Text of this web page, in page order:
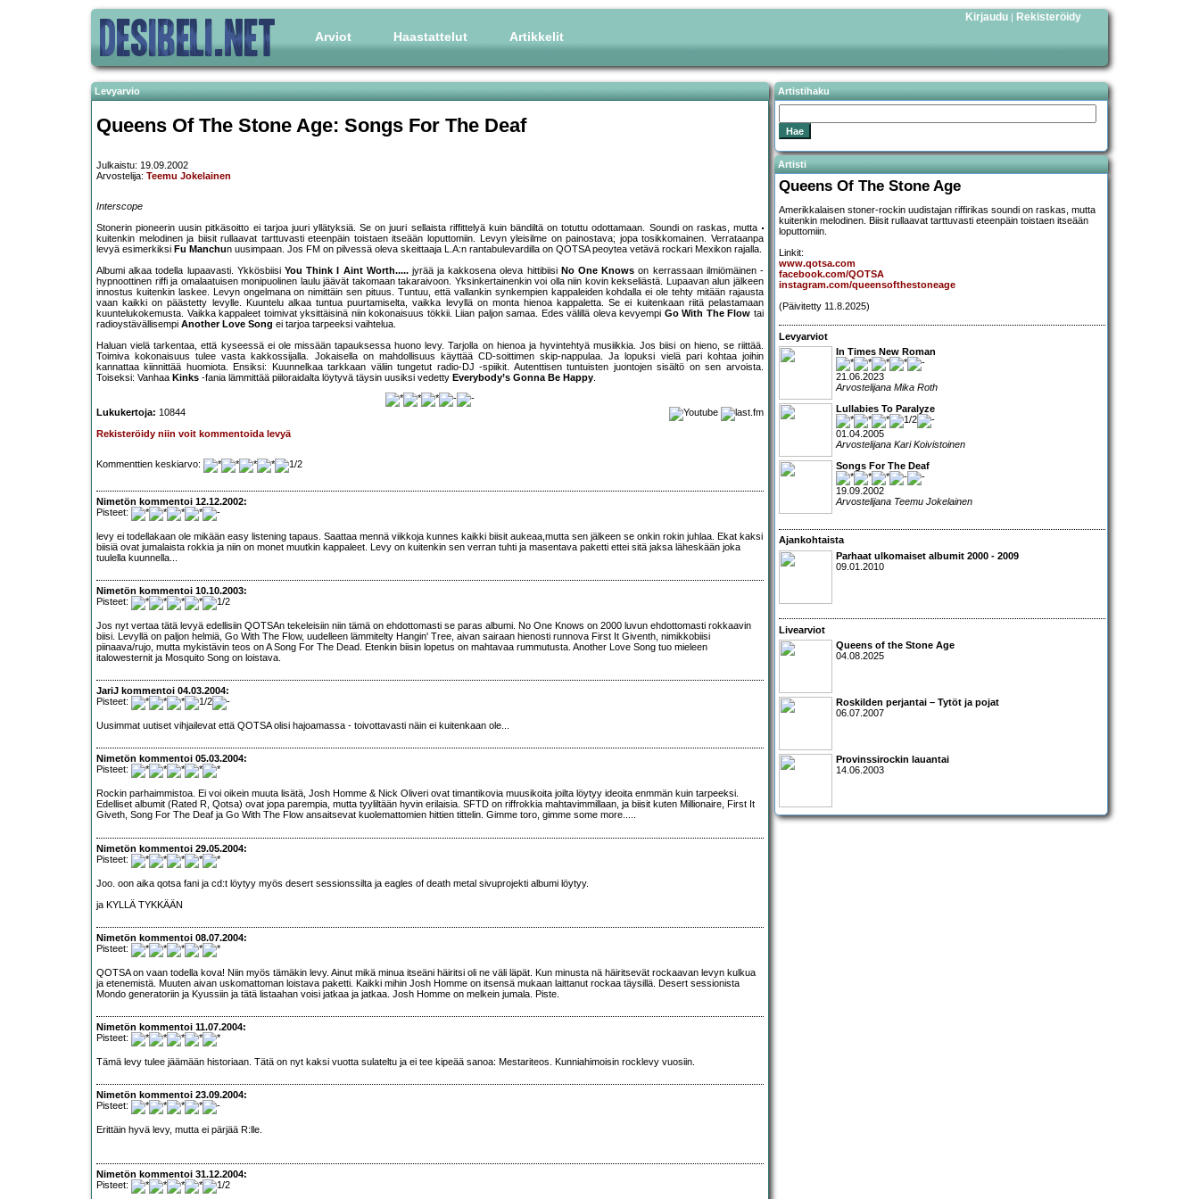
Arviot Haastattelut Artikkelit
Kirjaudu | Rekisteröidy
Levyarvio
Queens Of The Stone Age: Songs For The Deaf
Julkaistu: 19.09.2002
Arvostelija: Teemu Jokelainen
Interscope
Stonerin pioneerin uusin pitkäsoitto ei tarjoa juuri yllätyksiä. Se on juuri sellaista riffittelyä kuin bändiltä on totuttu odottamaan. Soundi on raskas, mutta
kuitenkin melodinen ja biisit rullaavat tarttuvasti eteenpäin toistaen itseään loputtomiin. Levyn yleisilme on painostava; jopa tosikkomainen. Verrataanpa
levyä esimerkiksi Fu Manchun uusimpaan. Jos FM on pilvessä oleva skeittaaja L.A:n rantabulevardilla on QOTSA peoytea vetävä rockari Mexikon rajalla.
Albumi alkaa todella lupaavasti. Ykkösbiisi You Think I Aint Worth.....jyrää ja kakkosena oleva hittibiisi No One Knows on kerrassaan ilmiömäinen -
hypnoottinen riffi ja omalaatuisen monipuolinen laulu jäävät takomaan takaraivoon. Yksinkertainenkin voi olla niin kovin kekseliästä. Lupaavan alun jälkeen
innostus kuitenkin laskee. Levyn ongelmana on nimittäin sen pituus. Tuntuu, että vallankin synkempien kappaleiden kohdalla ei ole tehty mitään rajausta
vaan kaikki on päästetty levylle. Kuuntelu alkaa tuntua puurtamiselta, vaikka levyllä on monta hienoa kappaletta. Se ei kuitenkaan riitä pelastamaan
kuuntelukokemusta. Vaikka kappaleet toimivat yksittäisinä niin kokonaisuus tökkii. Liian paljon samaa. Edes välillä oleva kevyempi Go With The Flow tai
radioystävällisempi Another Love Song ei tarjoa tarpeeksi vaihtelua.
Haluan vielä tarkentaa, että kyseessä ei ole missään tapauksessa huono levy. Tarjolla on hienoa ja hyvintehtyä musiikkia. Jos biisi on hieno, se riittää.
Toimiva kokonaisuus tulee vasta kakkossijalla. Jokaisella on mahdollisuus käyttää CD-soittimen skip-nappulaa. Ja lopuksi vielä pari kohtaa joihin
kannattaa kiinnittää huomiota. Ensiksi: Kuunnelkaa tarkkaan väliin tungetut radio-DJ -spiikit. Autenttisen tuntuisten juontojen sisältö on sen arvoista.
Toiseksi: Vanhaa Kinks -fania lämmittää piiloraidalta löytyvä täysin uusiksi vedetty Everybody’s Gonna Be Happy.
Lukukertoja: 10844
Rekisteröidy niin voit kommentoida levyä
Kommenttien keskiarvo:
Nimetön kommentoi 12.12.2002:
Pisteet:
levy ei todellakaan ole mikään easy listening tapaus. Saattaa mennä viikkoja kunnes kaikki biisit aukeaa,mutta sen jälkeen se onkin rokin juhlaa. Ekat kaksi
biisiä ovat jumalaista rokkia ja niin on monet muutkin kappaleet. Levy on kuitenkin sen verran tuhti ja masentava paketti ettei sitä jaksa läheskään joka
tuulella kuunnella...
Nimetön kommentoi 10.10.2003:
Pisteet:
Jos nyt vertaa tätä levyä edellisiin QOTSAn tekeleisiin niin tämä on ehdottomasti se paras albumi. No One Knows on 2000 luvun ehdottomasti rokkaavin
biisi. Levyllä on paljon helmiä, Go With The Flow, uudelleen lämmitelty Hangin' Tree, aivan sairaan hienosti runnova First It Giventh, nimikkobiisi
piinaava/rujo, mutta mykistävin teos on A Song For The Dead. Etenkin biisin lopetus on mahtavaa rummutusta. Another Love Song tuo mieleen
italowesternit ja Mosquito Song on loistava.
JariJ kommentoi 04.03.2004:
Pisteet:
Uusimmat uutiset vihjailevat että QOTSA olisi hajoamassa - toivottavasti näin ei kuitenkaan ole...
Nimetön kommentoi 05.03.2004:
Pisteet:
Rockin parhaimmistoa. Ei voi oikein muuta lisätä, Josh Homme & Nick Oliveri ovat timantikovia muusikoita joilta löytyy ideoita enmmän kuin tarpeeksi.
Edelliset albumit (Rated R, Qotsa) ovat jopa parempia, mutta tyyliltään hyvin erilaisia. SFTD on riffrokkia mahtavimmillaan, ja biisit kuten Millionaire, First It
Giveth, Song For The Deaf ja Go With The Flow ansaitsevat kuolemattomien hittien tittelin. Gimme toro, gimme some more.....
Nimetön kommentoi 29.05.2004:
Pisteet:
Joo. oon aika qotsa fani ja cd:t löytyy myös desert sessionssilta ja eagles of death metal sivuprojekti albumi löytyy.
ja KYLLÄ TYKKÄÄN
Nimetön kommentoi 08.07.2004:
Pisteet:
QOTSA on vaan todella kova! Niin myös tämäkin levy. Ainut mikä minua itseäni häiritsi oli ne väli läpät. Kun minusta nä häiritsevät rockaavan levyn kulkua
ja etenemistä. Muuten aivan uskomattoman loistava paketti. Kaikki mihin Josh Homme on itsensä mukaan laittanut rockaa täysillä. Desert sessionista
Mondo generatoriin ja Kyussiin ja tätä listaahan voisi jatkaa ja jatkaa. Josh Homme on melkein jumala. Piste.
Nimetön kommentoi 11.07.2004:
Pisteet:
Tämä levy tulee jäämään historiaan. Tätä on nyt kaksi vuotta sulateltu ja ei tee kipeää sanoa: Mestariteos. Kunniahimoisin rocklevy vuosiin.
Nimetön kommentoi 23.09.2004:
Pisteet:
Erittäin hyvä levy, mutta ei pärjää R:lle.
Nimetön kommentoi 31.12.2004:
Pisteet:
Artistihaku
Artisti
Queens Of The Stone Age
Amerikkalaisen stoner-rockin uudistajan riffirikas soundi on raskas, mutta
kuitenkin melodinen. Biisit rullaavat tarttuvasti eteenpäin toistaen itseään
loputtomiin.
Linkit:
www.qotsa.com
facebook.com/QOTSA
instagram.com/queensofthestoneage
(Päivitetty 11.8.2025)
Levyarviot
In Times New Roman
21.06.2023
Arvostelijana Mika Roth
Lullabies To Paralyze
01.04.2005
Arvostelijana Kari Koivistoinen
Songs For The Deaf
19.09.2002
Arvostelijana Teemu Jokelainen
Ajankohtaista
Parhaat ulkomaiset albumit 2000 - 2009
09.01.2010
Livearviot
Queens of the Stone Age
04.08.2025
Roskilden perjantai – Tytöt ja pojat
06.07.2007
Provinssirockin lauantai
14.06.2003